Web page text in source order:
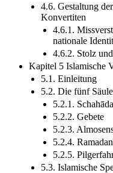
4.6. Gestaltung
Konvertiten
4.6.1.
nationale
4.6.2. Stolz
Kapitel 5 Islamische
5.1. Einleitung
5.2. Die fünf
5.2.1. Schahāda
5.2.2. Gebete
5.2.3.
5.2.4. Ramadan
5.2.5.
5.3. Islamische